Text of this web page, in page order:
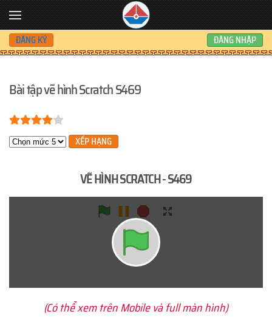
Skip to main content
ĐĂNG KÝ ĐĂNG NHẬP
Bài tập vẽ hình Scratch S469
Bạn đánh giá:
Xin hãy xếp hạng
VẼ HÌNH SCRATCH - S469
(Có thể xem trên Mobile và full màn hình)